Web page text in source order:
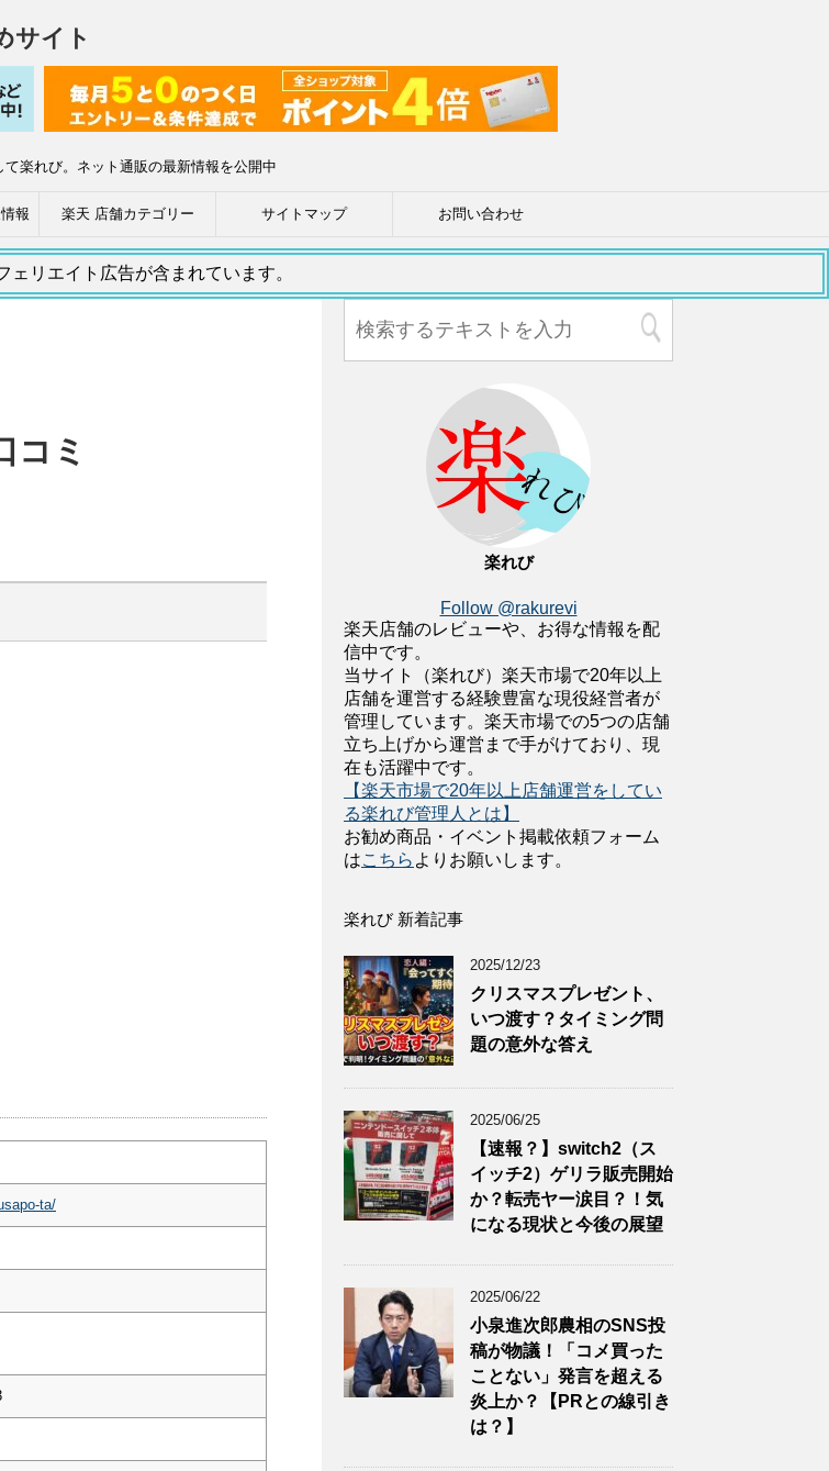
サイト
楽れび。ネット通販の最新情報を公開中
報 楽天 店舗カテゴリー サイトマップ お問い合わせ
ェリエイト広告が含まれています。
コミ
ta/
楽れび
Follow @rakurevi
楽天店舗のレビューや、お得な情報を配
信中です。
当サイト（楽れび）楽天市場で20年以上
店舗を運営する経験豊富な現役経営者が
管理しています。楽天市場での5つの店舗
立ち上げから運営まで手がけており、現
在も活躍中です。
【楽天市場で20年以上店舗運営をしてい
る楽れび管理人とは】
お勧め商品・イベント掲載依頼フォーム
はこちら よりお願いします。
楽れび 新着記事
2025/12/23
クリスマスプレゼント、
いつ渡す？タイミング問
題の意外な答え
2025/06/25
【速報？】switch2（ス
イッチ2）ゲリラ販売開始
か？転売ヤー涙目？！気
になる現状と今後の展望
2025/06/22
小泉進次郎農相のSNS投
稿が物議！「コメ買った
ことない」発言を超える
炎上か？【PRとの線引き
は？】